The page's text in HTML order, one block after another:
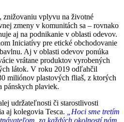
znižovaniu vplyvu na životné
zmeny v komunitách sa – rovnako
aj na podnikanie v oblasti odevov.
Iniciatívy pre etické obchodovanie
Aj v oblasti odevov ponúka
vrátane produktov vyrobených
látok. V roku 2019 odľahčil
miliónov plastových fliaš, z ktorých
pánskych plaviek.
udržateľnosti či starostlivosti
aj kolegovia Tesca.
„Hoci sme tretím